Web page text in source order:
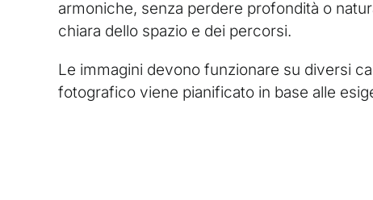
armoniche, senza perdere profondità o
chiara dello spazio e dei percorsi.
Le immagini devono funzionare su diversi
fotografico viene pianificato in base alle